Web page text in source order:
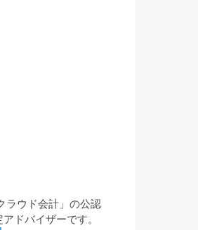
ラウド会計」の公認
ドバイザーです。